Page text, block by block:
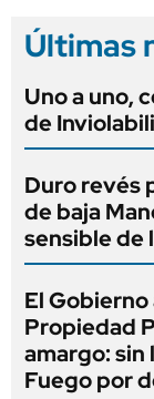
Últimas
Uno a uno,
de
Duro revés
de baja
sensible de
El
Propiedad
amargo: sin
Fuego por